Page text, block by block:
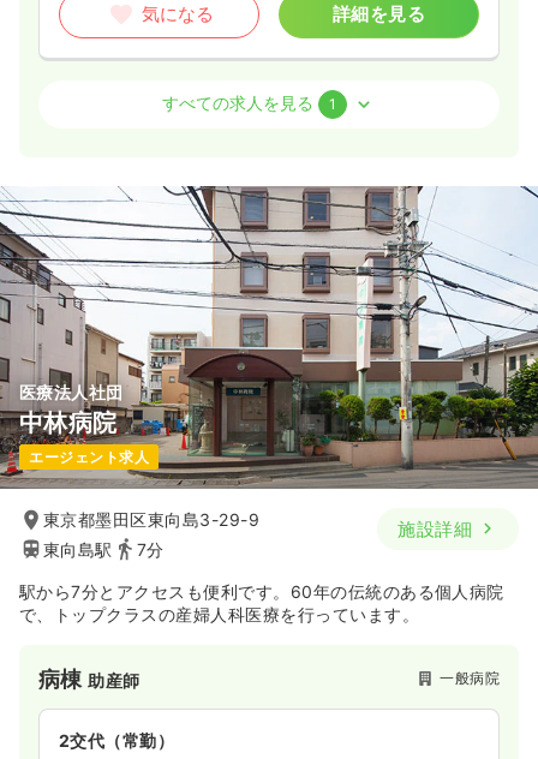
気になる 詳細を見る
28.0万円〜/月 賞与3.5ヶ月
※経験10年の例
時間 8:30～17:00（休憩60分）
日祝休み
気になる 詳細を見る
すべての求人を見る 1
医療法人社団
中林病院
エージェント求人
東京都墨田区東向島3-29-9
東向島駅
7分
施設詳細
駅から7分とアクセスも便利です。60年の伝統のある個人病院
で、トップクラスの産婦人科医療を行っています。
病棟 助産師 一般病院
2交代（常勤）